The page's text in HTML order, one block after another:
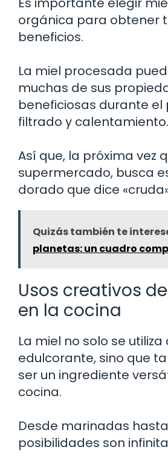
orgánica para obtener
beneficios.
La miel procesada
muchas de sus
beneficiosas durante el
filtrado y calentamiento.
Así que, la próxima vez
supermercado, busca
dorado que dice
Quizás también te
planetas: un cuadro
Usos creativos
en la cocina
La miel no solo se
edulcorante, sino que
ser un ingrediente
cocina.
Desde marinadas
posibilidades son